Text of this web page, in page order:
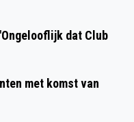
dat Club
met komst van